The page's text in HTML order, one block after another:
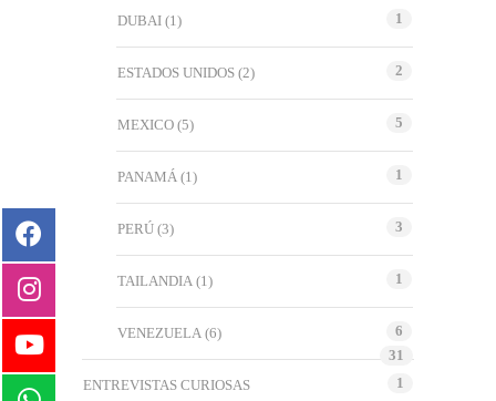
DUBAI (1) 1
ESTADOS UNIDOS (2) 2
MEXICO (5) 5
PANAMÁ (1) 1
PERÚ (3) 3
TAILANDIA (1) 1
VENEZUELA (6)
6
31
ENTREVISTAS CURIOSAS
1